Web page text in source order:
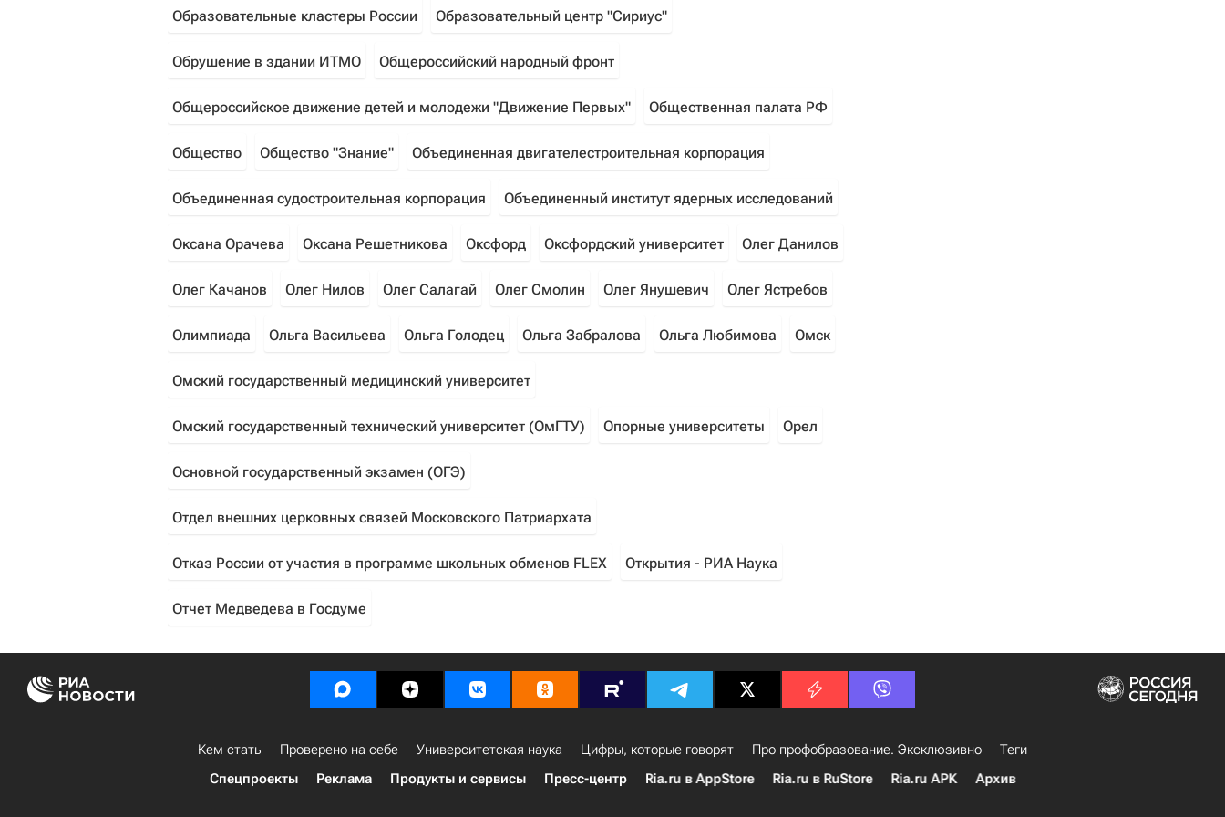
Образовательные кластеры России Образовательный центр "Сириус"
Обрушение в здании ИТМО Общероссийский народный фронт
Общероссийское движение детей и молодежи "Движение Первых" Общественная палата РФ
Общество Общество "Знание" Объединенная двигателестроительная корпорация
Объединенная судостроительная корпорация Объединенный институт ядерных исследований
Оксана Орачева Оксана Решетникова Оксфорд Оксфордский университет Олег Данилов
Олег Качанов Олег Нилов Олег Салагай Олег Смолин Олег Янушевич Олег Ястребов
Олимпиада Ольга Васильева Ольга Голодец Ольга Забралова Ольга Любимова Омск
Омский государственный медицинский университет
Омский государственный технический университет (ОмГТУ) Опорные университеты Орел
Основной государственный экзамен (ОГЭ)
Отдел внешних церковных связей Московского Патриархата
Отказ России от участия в программе школьных обменов FLEX Открытия - РИА Наука
Отчет Медведева в Госдуме
Кем стать Проверено на себе Университетская наука Цифры, которые говорят Про профобразование. Эксклюзивно
Теги
Спецпроекты
Реклама Продукты и сервисы Пресс-центр Ria.ru в AppStore Ria.ru в RuStore Ria.ru APK Архив